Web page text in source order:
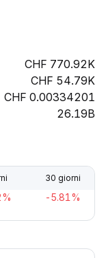
770.92K
54.79K
0.00334201
26.19B
30 giorni
-5.81%